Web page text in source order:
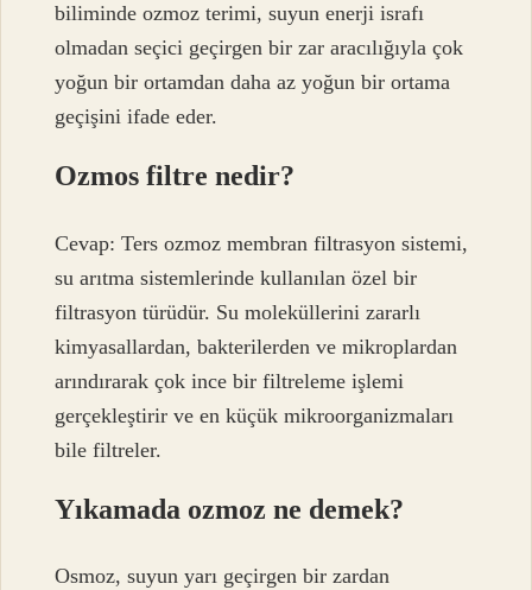
biliminde ozmoz terimi, suyun enerji israfı
olmadan seçici geçirgen bir zar aracılığıyla çok
yoğun bir ortamdan daha az yoğun bir ortama
geçişini ifade eder.
Ozmos filtre nedir?
Cevap: Ters ozmoz membran filtrasyon sistemi,
su arıtma sistemlerinde kullanılan özel bir
filtrasyon türüdür. Su moleküllerini zararlı
kimyasallardan, bakterilerden ve mikroplardan
arındırarak çok ince bir filtreleme işlemi
gerçekleştirir ve en küçük mikroorganizmaları
bile filtreler.
Yıkamada ozmoz ne demek?
Osmoz, suyun yarı geçirgen bir zardan